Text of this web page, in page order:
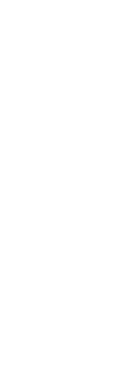
松几分钟即可完
乐生成等。
，期待的画作
落”，然后点击